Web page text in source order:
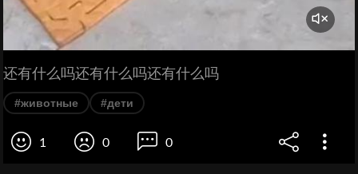
还有什么吗还有什么吗还有什么吗
#животные #дети
1 0 0